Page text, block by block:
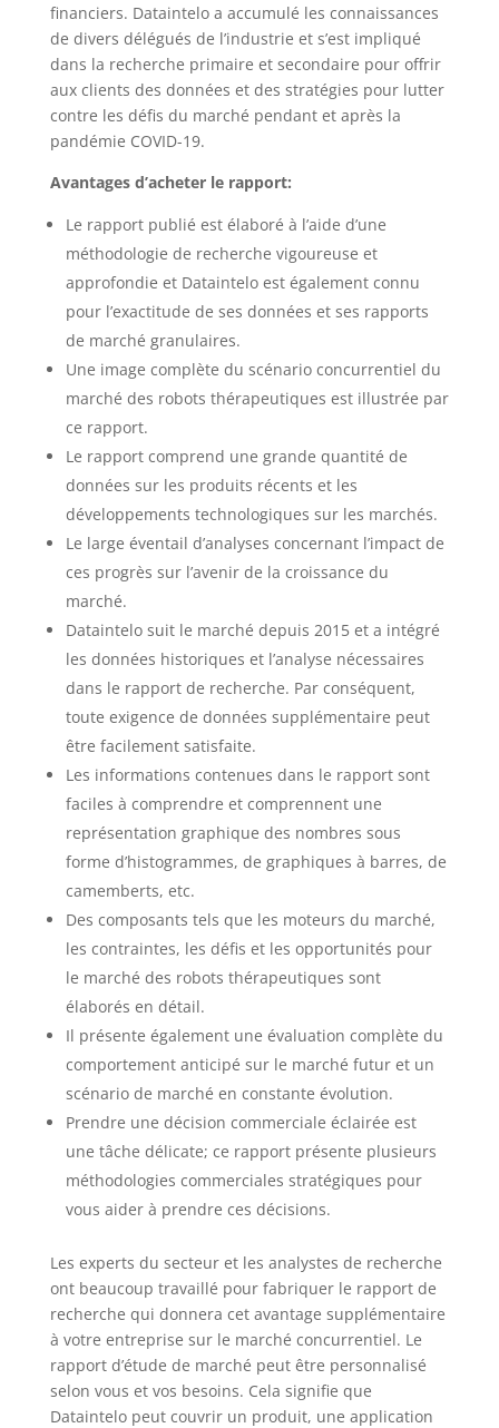
financiers. Dataintelo a accumulé les connaissances
de divers délégués de l’industrie et s’est impliqué
dans la recherche primaire et secondaire pour offrir
aux clients des données et des stratégies pour lutter
contre les défis du marché pendant et après la
pandémie COVID-19.
Avantages d’acheter le rapport:
Le rapport publié est élaboré à l’aide d’une
méthodologie de recherche vigoureuse et
approfondie et Dataintelo est également connu
pour l’exactitude de ses données et ses rapports
de marché granulaires.
Une image complète du scénario concurrentiel du
marché des robots thérapeutiques est illustrée par
ce rapport.
Le rapport comprend une grande quantité de
données sur les produits récents et les
développements technologiques sur les marchés.
Le large éventail d’analyses concernant l’impact de
ces progrès sur l’avenir de la croissance du
marché.
Dataintelo suit le marché depuis 2015 et a intégré
les données historiques et l’analyse nécessaires
dans le rapport de recherche. Par conséquent,
toute exigence de données supplémentaire peut
être facilement satisfaite.
Les informations contenues dans le rapport sont
faciles à comprendre et comprennent une
représentation graphique des nombres sous
forme d’histogrammes, de graphiques à barres, de
camemberts, etc.
Des composants tels que les moteurs du marché,
les contraintes, les défis et les opportunités pour
le marché des robots thérapeutiques sont
élaborés en détail.
Il présente également une évaluation complète du
comportement anticipé sur le marché futur et un
scénario de marché en constante évolution.
Prendre une décision commerciale éclairée est
une tâche délicate; ce rapport présente plusieurs
méthodologies commerciales stratégiques pour
vous aider à prendre ces décisions.
Les experts du secteur et les analystes de recherche
ont beaucoup travaillé pour fabriquer le rapport de
recherche qui donnera cet avantage supplémentaire
à votre entreprise sur le marché concurrentiel. Le
rapport d’étude de marché peut être personnalisé
selon vous et vos besoins. Cela signifie que
Dataintelo peut couvrir un produit, une application